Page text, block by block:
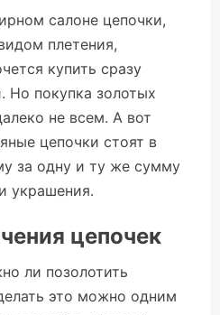
салоне цепочки,
плетения,
купить сразу
Но покупка золотых
не всем. А вот
цепочки стоят в
за одну и ту же сумму
украшения.
цепочек
ли позолотить
это можно одним